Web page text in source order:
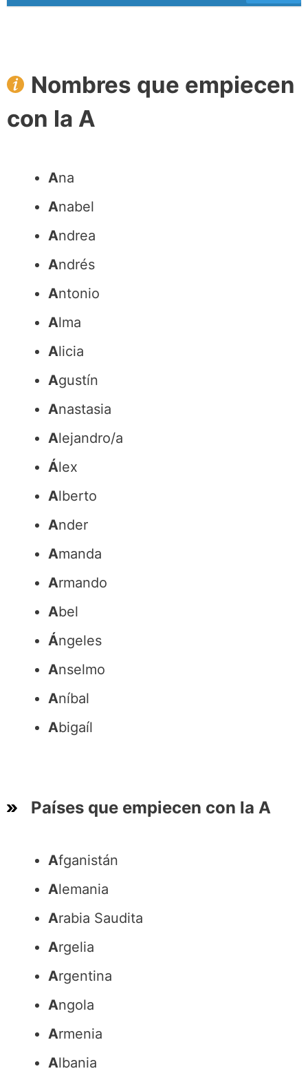
Nombres que empiecen
con la A
Ana
Anabel
Andrea
Andrés
Antonio
Alma
Alicia
Agustín
Anastasia
Alejandro/a
Álex
Alberto
Ander
Amanda
Armando
Abel
Ángeles
Anselmo
Aníbal
Abigaíl
Países que empiecen con la A
Afganistán
Alemania
Arabia Saudita
Argelia
Argentina
Angola
Armenia
Albania